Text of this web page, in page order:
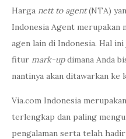
Harga nett to agent(NTA)
Indonesia Agent merupakan
agen lain di Indonesia. Hal
fitur mark-updimana Anda
nantinya akan ditawarkan ke
Via.com Indonesia
terlengkap dan paling
pengalaman serta telah